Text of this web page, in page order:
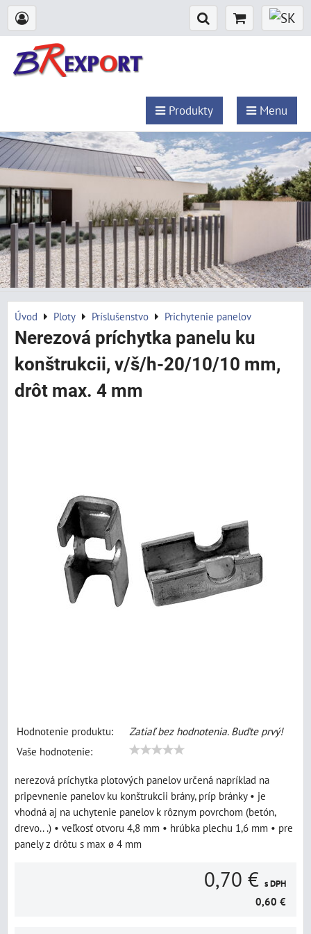
Produkty Menu
Úvod Ploty Príslušenstvo Prichytenie panelov
Nerezová príchytka panelu ku
konštrukcii, v/š/h-20/10/10 mm,
drôt max. 4 mm
Hodnotenie produktu:
Zatiaľ bez hodnotenia. Buďte prvý!
Vaše hodnotenie:
nerezová príchytka plotových panelov určená napríklad na
pripevnenie panelov ku konštrukcii brány, príp bránky • je
vhodná aj na uchytenie panelov k rôznym povrchom (betón,
drevo.. .) • veľkosť otvoru 4,8 mm • hrúbka plechu 1,6 mm • pre
panely z drôtu s max ø 4 mm
0,70 € s DPH
0,60 €